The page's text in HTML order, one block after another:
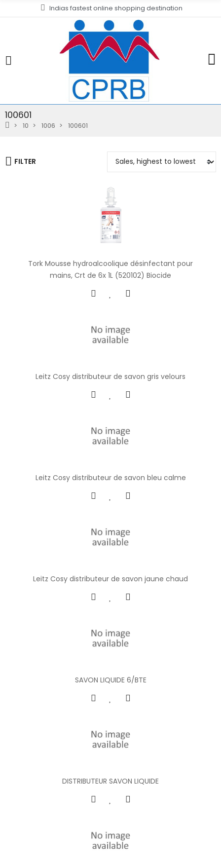
Indias fastest online shopping destination
100601
10 1006 100601
FILTER
Tork Mousse hydroalcoolique désinfectant pour
mains, Crt de 6x 1L (520102) Biocide
Leitz Cosy distributeur de savon gris velours
Leitz Cosy distributeur de savon bleu calme
Leitz Cosy distributeur de savon jaune chaud
SAVON LIQUIDE 6/BTE
DISTRIBUTEUR SAVON LIQUIDE